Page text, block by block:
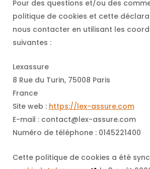
Pour des questions et/ou des
politique de cookies et cette
nous contacter en utilisant les
suivantes :
Lexassure
8 Rue du Turin, 75008 Paris
France
Site web : https://lex-assure.com
E-mail : contact@lex-assure.com
Numéro de téléphone : 0145221400
Cette politique de cookies a été